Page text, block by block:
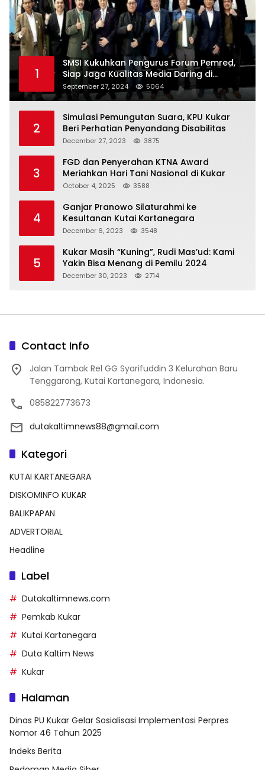
1
SMSI Kukuhkan Pengurus Forum Pemred,
Siap Jaga Kualitas Media Daring di
Indonesia
September 27, 2024 5064
2
Simulasi Pemungutan Suara, KPU Kukar
Beri Perhatian Penyandang Disabilitas
December 27, 2023 3875
3
FGD dan Penyerahan KTNA Award
Meriahkan Hari Tani Nasional di Kukar
October 4, 2025 3588
4
Ganjar Pranowo Silaturahmi ke
Kesultanan Kutai Kartanegara
December 6, 2023 3548
5
Kukar Masih “Kuning”, Rudi Mas’ud: Kami
Yakin Bisa Menang di Pemilu 2024
December 30, 2023 2714
Contact Info
Jalan Tambak Rel GG Syarifuddin 3 Kelurahan Baru
Tenggarong, Kutai Kartanegara, Indonesia.
085822773673
dutakaltimnews88@gmail.com
Kategori
KUTAI KARTANEGARA
DISKOMINFO KUKAR
BALIKPAPAN
ADVERTORIAL
Headline
Label
Dutakaltimnews.com
Pemkab Kukar
Kutai Kartanegara
Duta Kaltim News
Kukar
Halaman
Dinas PU Kukar Gelar Sosialisasi Implementasi Perpres
Nomor 46 Tahun 2025
Indeks Berita